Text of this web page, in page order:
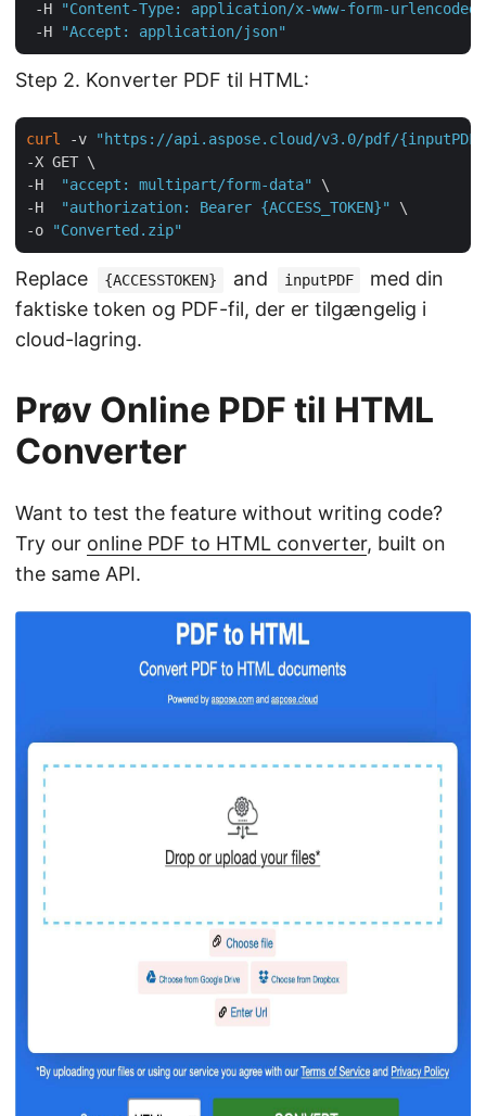
-H
"Content-Type: application/x-www-form-urlencoded"
-H
"Accept: application/json"
Step 2. Konverter PDF til HTML:
curl -v
"https://api.aspose.cloud/v3.0/pdf/{inputPDF}/
-X GET \
-H
"accept: multipart/form-data"
\
-H
"authorization: Bearer {ACCESS_TOKEN}"
\
-o
"Converted.zip"
Replace {ACCESSTOKEN} and inputPDF
med din
faktiske token og PDF-fil, der er tilgængelig i
cloud-lagring.
Prøv Online PDF til HTML
Converter
Want to test the feature without writing code?
Try our online PDF to HTML converter, built on
the same API.